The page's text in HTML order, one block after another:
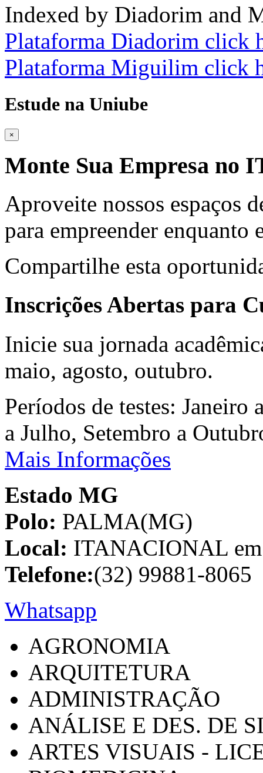
Indexed by Diadorim and
Plataforma Diadorim click
Plataforma Miguilim click
Estude na Uniube
×
Monte Sua Empresa no
Aproveite nossos espaços
para empreender enquanto
Compartilhe esta
Inscrições Abertas para
Inicie sua jornada
maio, agosto, outubro.
Períodos de testes:
a Julho, Setembro a
Mais Informações
Estado MG
Polo: PALMA(MG)
Local: ITANACIONAL
Telefone:(32) 99881-8065
Whatsapp
AGRONOMIA
ARQUITETURA
ADMINISTRAÇÃO
ANÁLISE E DES. DE
ARTES VISUAIS -